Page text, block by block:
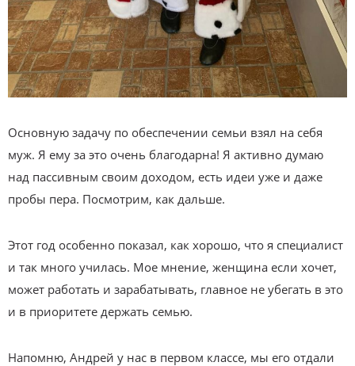
Основную задачу по обеспечении семьи взял на себя
муж. Я ему за это очень благодарна! Я активно думаю
над пассивным своим доходом, есть идеи уже и даже
пробы пера. Посмотрим, как дальше.
Этот год особенно показал, как хорошо, что я специалист
и так много училась. Мое мнение, женщина если хочет,
может работать и зарабатывать, главное не убегать в это
и в приоритете держать семью.
Напомню, Андрей у нас в первом классе, мы его отдали